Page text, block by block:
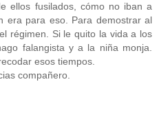
ellos fusilados, cómo no iban a
era para eso. Para demostrar al
régimen. Si le quito la vida a los
falangista y a la niña monja.
esos tiempos.
compañero.